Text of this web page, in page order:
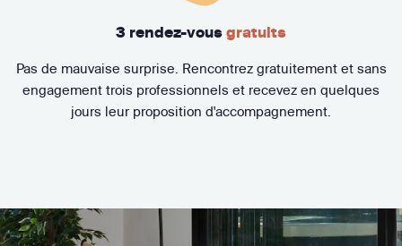
3 rendez-vous gratuits
Pas de mauvaise surprise. Rencontrez gratuitement et sans
engagement trois professionnels et recevez en quelques
jours leur proposition d'accompagnement.